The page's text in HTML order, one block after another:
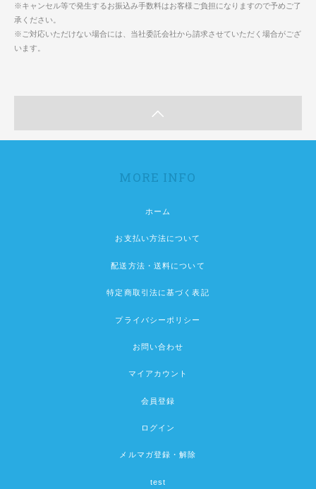
※キャンセル等で発生するお振込み手数料はお客様ご負担になりますので予めご了
承ください。
※ご対応いただけない場合には、当社委託会社から請求させていただく場合がござ
います。
MORE INFO
ホーム
お支払い方法について
配送方法・送料について
特定商取引法に基づく表記
プライバシーポリシー
お問い合わせ
マイアカウント
会員登録
ログイン
メルマガ登録・解除
test